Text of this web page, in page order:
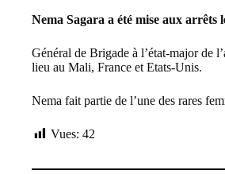
Nema Sagara a été mise aux
Général de Brigade à l’état-major de
lieu au Mali, France et Etats-Unis.
Nema fait partie de l’une des rares
Vues: 42